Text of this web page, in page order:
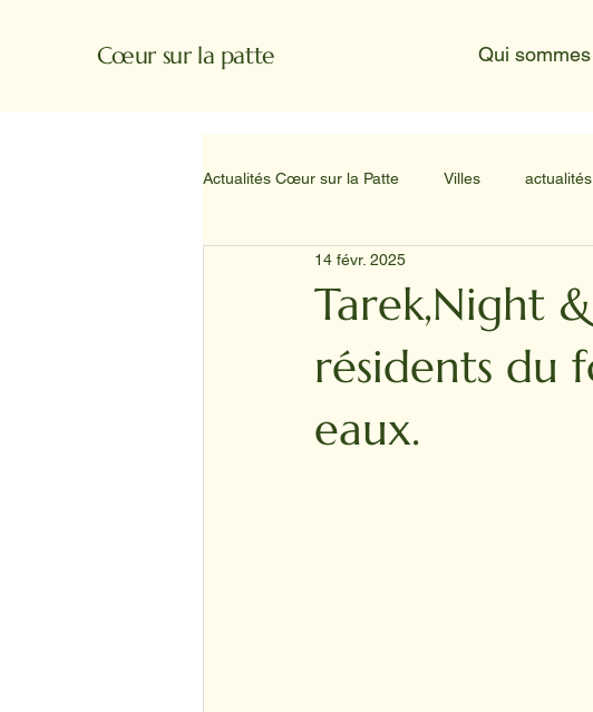
Cœur sur la patte Qui
Actualités Cœur sur la Patte Villes actualités
Tarek,Night
résidents du
eaux.
14 févr. 2025